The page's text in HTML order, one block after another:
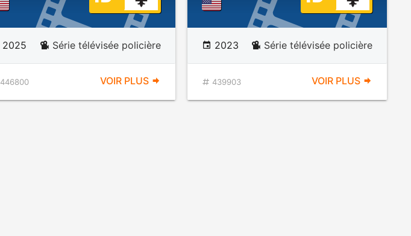
2025 Série télévisée policière
446800 VOIR PLUS
2023 Série télévisée policière
439903 VOIR PLUS